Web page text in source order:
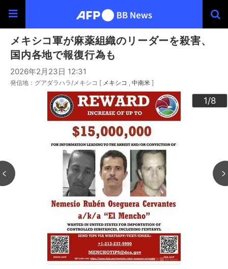
メキシコ軍が麻薬組織のリーダーを殺害、
国内各地で報復行為も
2026年2月23日 12:31
発信地：グアダラハラ/メキシコ [ メキシコ 中南米 ]
1/8
2/8
3/8
4/8
5/8
6/8
7/8
8/8